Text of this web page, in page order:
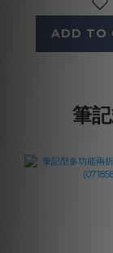
ADD TO
筆